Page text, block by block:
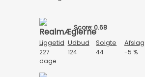
Score: 0.68
Liggetid Udbud Solgte Afslag
227
dage
124 44 -5 %